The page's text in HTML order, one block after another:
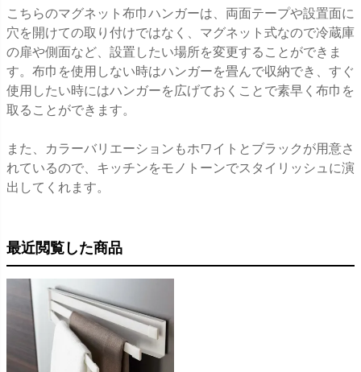
こちらのマグネット布巾ハンガーは、両面テープや設置面に
穴を開けての取り付けではなく、マグネット式なので冷蔵庫
の扉や側面など、設置したい場所を変更することができま
す。布巾を使用しない時はハンガーを畳んで収納でき、すぐ
使用したい時にはハンガーを広げておくことで素早く布巾を
取ることができます。
また、カラーバリエーションもホワイトとブラックが用意さ
れているので、キッチンをモノトーンでスタイリッシュに演
出してくれます。
最近閲覧した商品